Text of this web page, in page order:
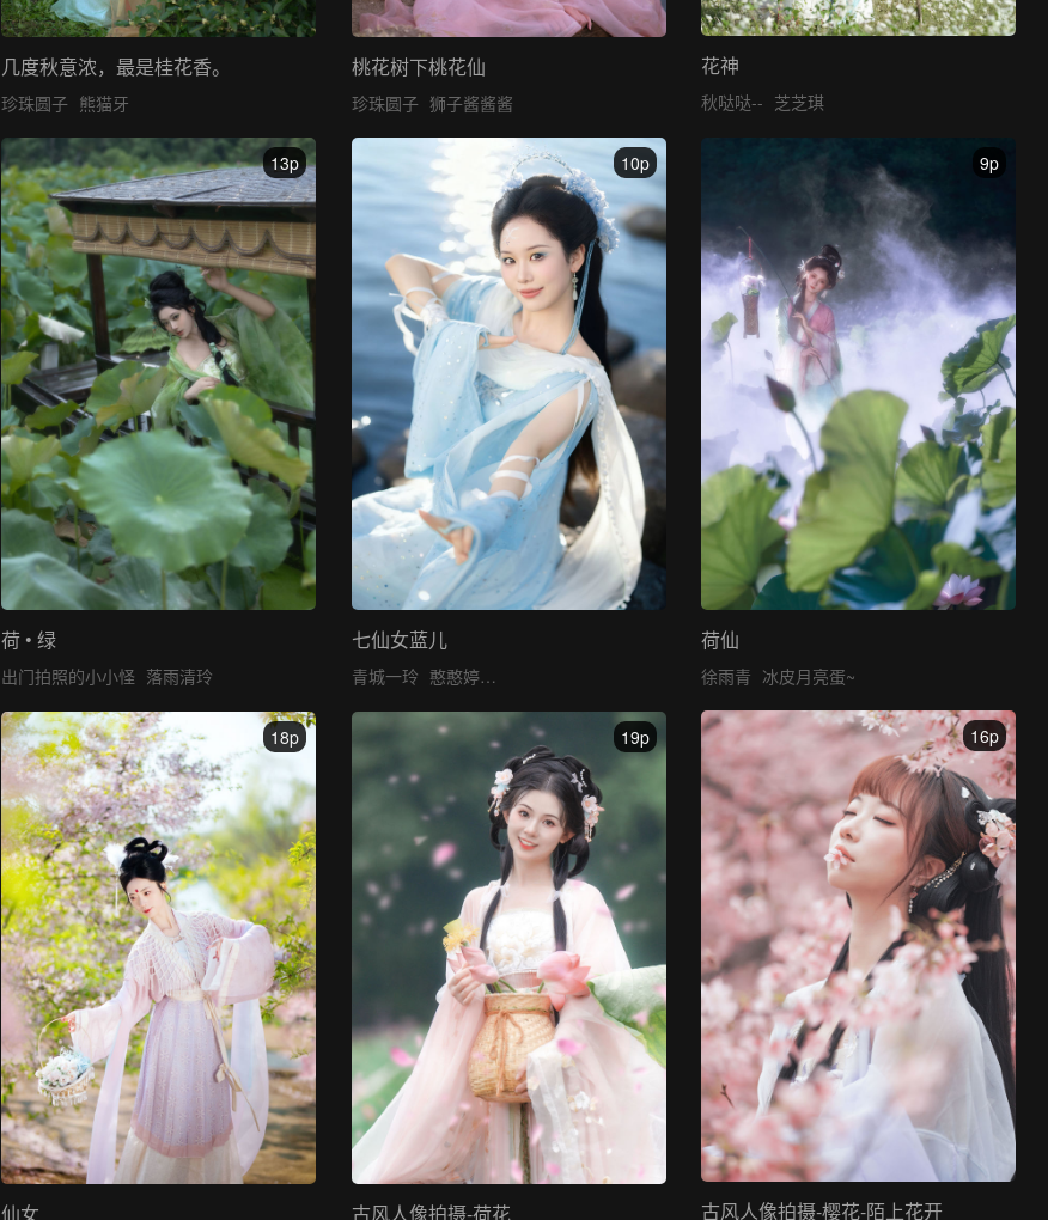
花神
秋哒哒-- 芝芝琪
几度秋意浓，最是桂花香。
珍珠圆子 熊猫牙
桃花树下桃花仙
珍珠圆子 狮子酱酱酱
9p
荷仙
徐雨青 冰皮月亮蛋~
13p
荷 • 绿
出门拍照的小小怪 落雨清玲
10p
七仙女蓝儿
青城一玲 憨憨婷…
16p
古风人像拍摄-樱花-陌上花开
18p
仙女
19p
古风人像拍摄-荷花